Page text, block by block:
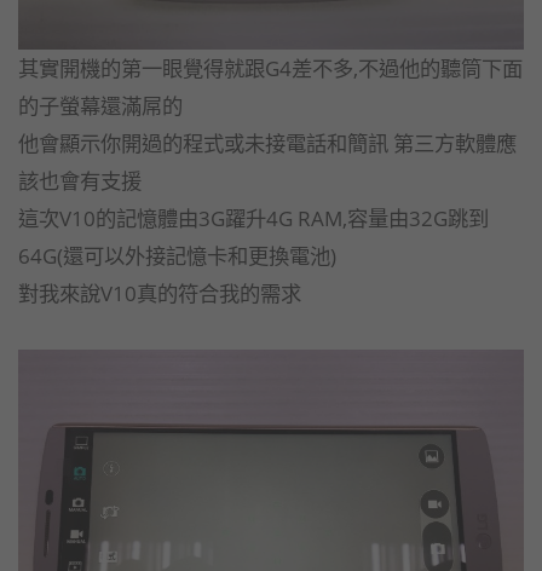
其實開機的第一眼覺得就跟G4差不多,不過他的聽筒下面
的子螢幕還滿屌的
他會顯示你開過的程式或未接電話和簡訊 第三方軟體應
該也會有支援
這次V10的記憶體由3G躍升4G RAM,容量由32G跳到
64G(還可以外接記憶卡和更換電池)
對我來說V10真的符合我的需求